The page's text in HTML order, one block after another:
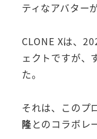
ティなアバター
CLONE Xは、
ェクトですが、
た。
それは、このプ
隆とのコラボレ